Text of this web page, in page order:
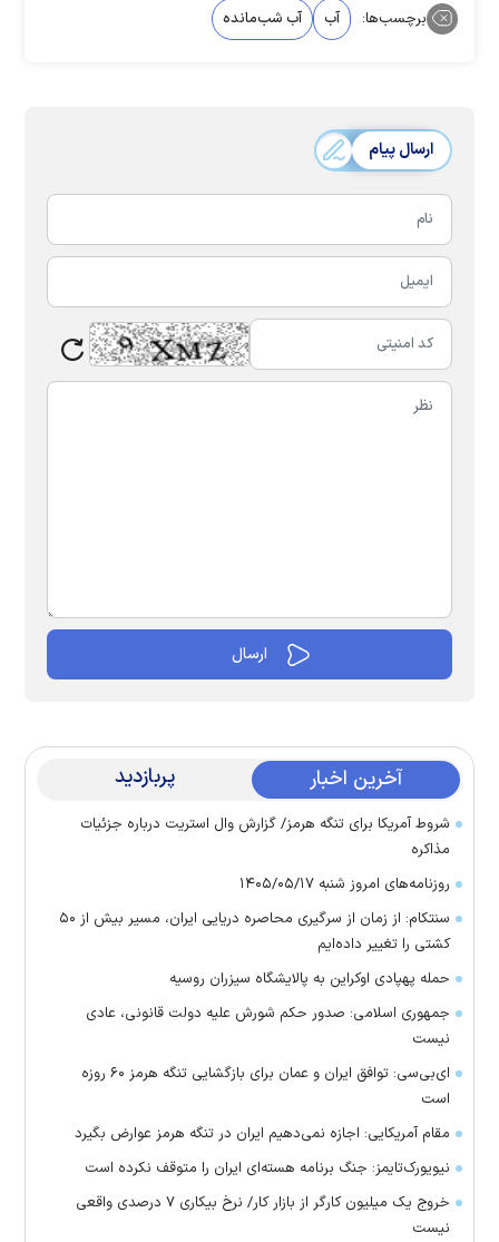
برچسب‌ها: آب آب شب‌مانده
ارسال پیام
آخرین اخبار پربازدید
شروط آمریکا برای تنگه هرمز/ گزارش وال استریت درباره جزئیات
مذاکره
روزنامه‌های امروز شنبه ۱۴۰۵/۰۵/۱۷
سنتکام: از زمان از سرگیری محاصره دریایی ایران، مسیر بیش از ۵۰
کشتی را تغییر داده‌ایم
حمله پهپادی اوکراین به پالایشگاه سیزران روسیه
جمهوری اسلامی: صدور حکم شورش علیه دولت قانونی، عادی
نیست
ای‌بی‌سی: توافق ایران و عمان برای بازگشایی تنگه هرمز ۶۰ روزه
است
مقام آمریکایی: اجازه نمی‌دهیم ایران در تنگه هرمز عوارض بگیرد
نیویورک‌تایمز: جنگ برنامه هسته‌ای ایران را متوقف نکرده است
خروج یک میلیون کارگر از بازار کار/ نرخ بیکاری ۷ درصدی واقعی
نیست